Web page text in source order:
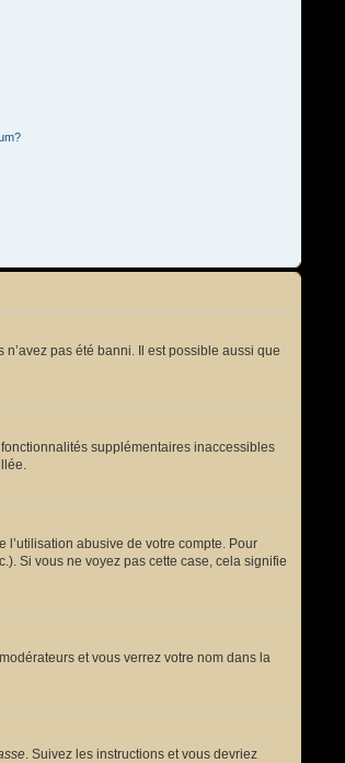
pas été banni. Il est possible aussi que
supplémentaires inaccessibles
abusive de votre compte. Pour
Si vous ne voyez pas cette case, cela signifie
et vous verrez votre nom dans la
. Suivez les instructions et vous devriez